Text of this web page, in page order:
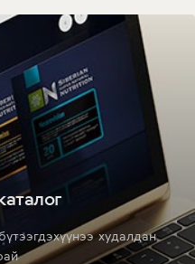
худалдан